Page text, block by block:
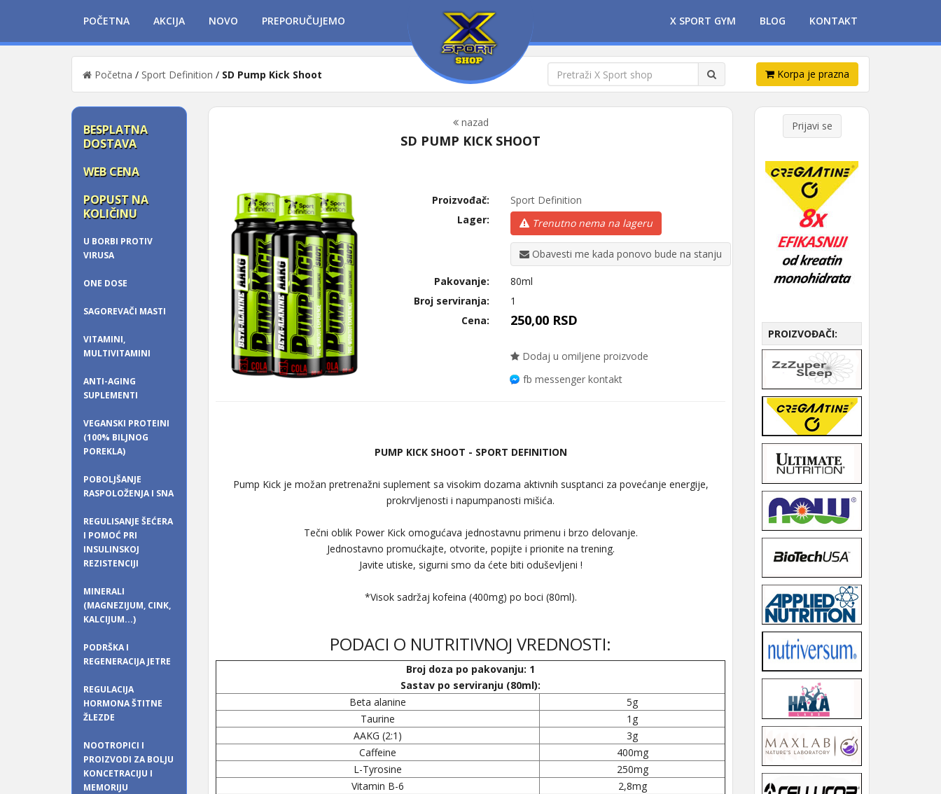
POČETNA AKCIJA NOVO PREPORUČUJEMO X SPORT GYM BLOG KONTAKT
Početna / Sport Definition / SD Pump Kick Shoot Korpa je prazna
BESPLATNA
DOSTAVA
WEB CENA
POPUST NA
KOLIČINU
U BORBI PROTIV
VIRUSA
ONE DOSE
SAGOREVAČI MASTI
VITAMINI,
MULTIVITAMINI
ANTI-AGING
SUPLEMENTI
VEGANSKI PROTEINI
(100% BILJNOG
POREKLA)
POBOLJŠANJE
RASPOLOŽENJA I SNA
REGULISANJE ŠEĆERA
I POMOĆ PRI
INSULINSKOJ
REZISTENCIJI
MINERALI
(MAGNEZIJUM, CINK,
KALCIJUM...)
PODRŠKA I
REGENERACIJA JETRE
REGULACIJA
HORMONA ŠTITNE
ŽLEZDE
NOOTROPICI I
PROIZVODI ZA BOLJU
KONCETRACIJU I
MEMORIJU
nazad
SD PUMP KICK SHOOT
Proizvođač:
Sport Definition
Lager:
Trenutno nema na lageru
Obavesti me kada ponovo bude na stanju
Pakovanje:
80ml
Broj serviranja:
1
Cena:
250,00 RSD
Dodaj u omiljene proizvode
fb messenger kontakt
PUMP KICK SHOOT - SPORT DEFINITION
Pump Kick je možan pretrenažni suplement sa visokim dozama aktivnih susptanci za povećanje energije,
prokrvljenosti i napumpanosti mišića.
Tečni oblik Power Kick omogućava jednostavnu primenu i brzo delovanje.
Jednostavno promućkajte, otvorite, popijte i prionite na trening.
Javite utiske, sigurni smo da ćete biti oduševljeni !
*Visok sadržaj kofeina (400mg) po boci (80ml).
PODACI O NUTRITIVNOJ VREDNOSTI:
Broj doza po pakovanju: 1
Sastav po serviranju (80ml):
Beta alanine
5g
Taurine
1g
AAKG (2:1)
3g
Caffeine
400mg
L-Tyrosine
250mg
Vitamin B-6
2,8mg
Prijavi se
PROIZVOĐAČI: